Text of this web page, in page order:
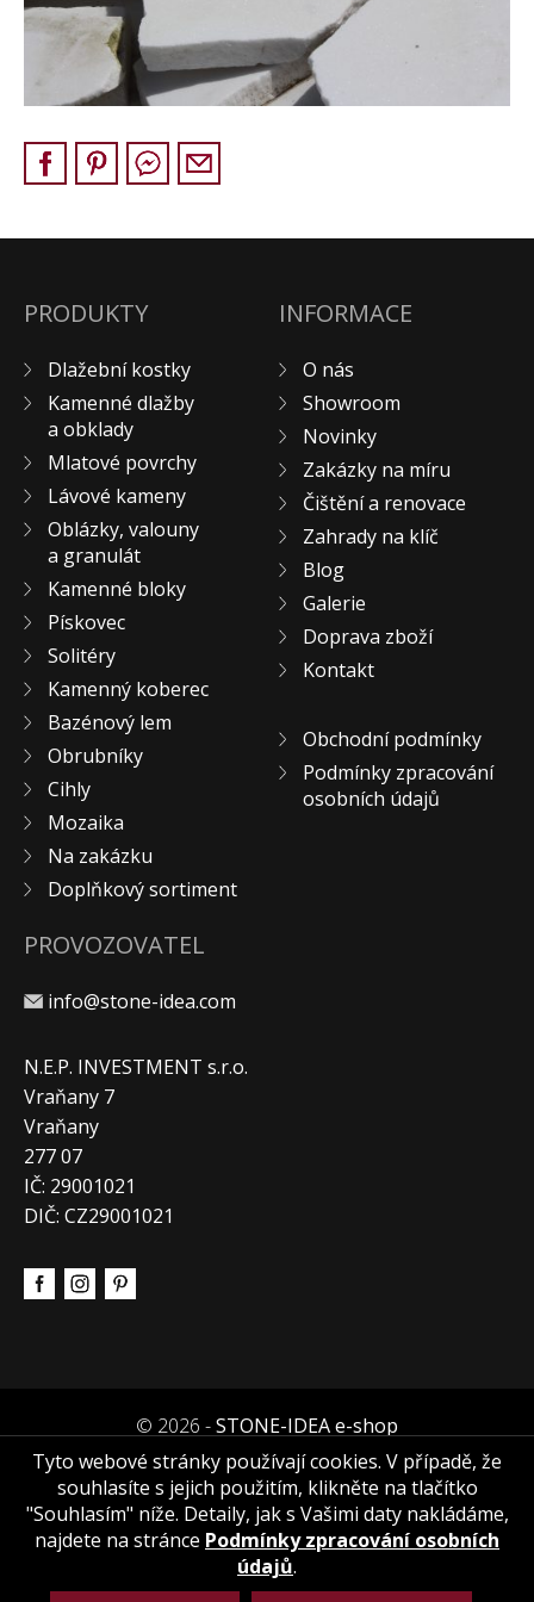
Pískovec
Solitéry
Kamenné bloky
BERA GRAVEL FIX
Terazzo
DLAŽEBNÍ KOSTKY
MLATOVÉ POVRCHY
ZAKÁZKY NA MÍRU
VÝPRODEJ
NOVINKY
BLOG
KONTAKT
PRODUKTY
Dlažební kostky
Kamenné dlažby
a obklady
Mlatové povrchy
Lávové kameny
Oblázky, valouny
a granulát
Kamenné bloky
Pískovec
Solitéry
Kamenný koberec
Bazénový lem
Obrubníky
Cihly
Mozaika
Na zakázku
Doplňkový sortiment
INFORMACE
O nás
Showroom
Novinky
Zakázky na míru
Čištění a renovace
Zahrady na klíč
Blog
Galerie
Doprava zboží
Kontakt
Obchodní podmínky
Podmínky zpracování
osobních údajů
PROVOZOVATEL
info@stone-idea.com
N.E.P. INVESTMENT s.r.o.
Vraňany 7
Vraňany
277 07
IČ: 29001021
DIČ: CZ29001021
© 2026 -STONE-IDEA e-shop
Tyto webové stránky používají cookies. V případě, že
souhlasíte s jejich použitím, klikněte na tlačítko
"Souhlasím" níže. Detaily, jak s Vašimi daty nakládáme,
najdete na stránce Podmínky zpracování osobních
údajů.